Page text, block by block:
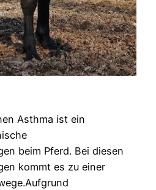
Asthma ist ein
beim Pferd. Bei diesen
kommt es zu einer